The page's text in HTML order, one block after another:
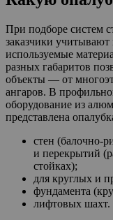
При подборе систем
заказчики
используемые
разных габаритов
объекты — от
ангаров. В
оборудование из
представлена
стен (балочно-
и перекрытий
стойках);
для круглых и
фундамента
лифтовых шахт.